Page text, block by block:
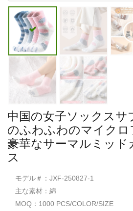
中国の女子ソックスサ
のふわふわのマイクロ
豪華なサーマルミッド
ス
モデル＃：JXF-250827-1
主な素材：綿
MOQ：1000 PCS/COLOR/SIZE